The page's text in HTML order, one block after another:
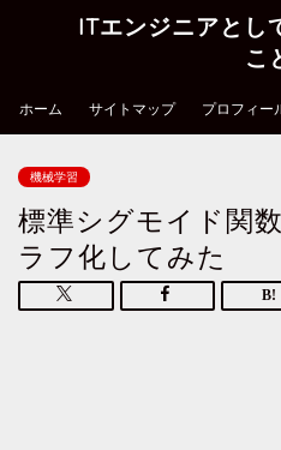
ITエンジニアとし
こ
ホーム サイトマップ プロフィー
機械学習
標準シグモイド関
ラフ化してみた